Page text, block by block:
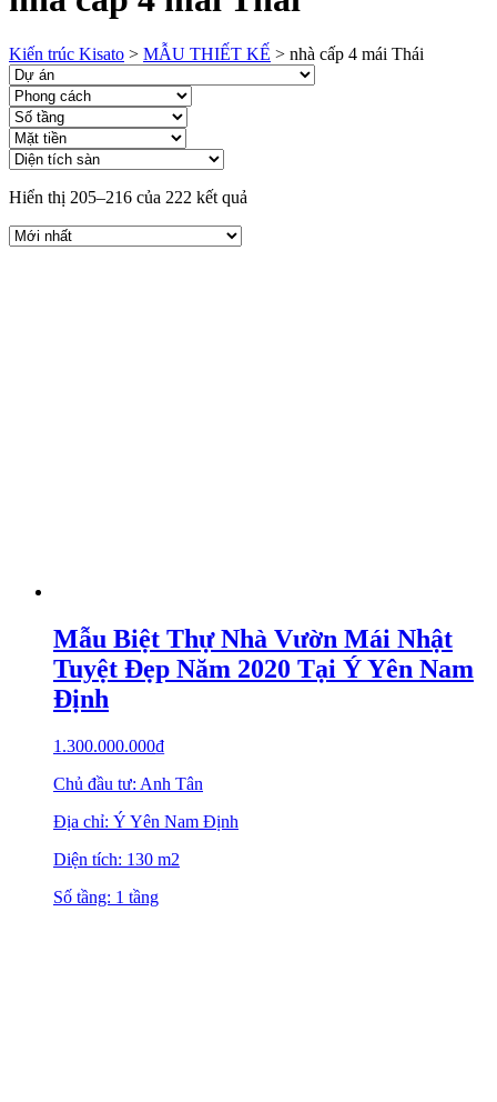
Kiến trúc Kisato > MẪU THIẾT KẾ > nhà cấp 4 mái Thái
Hiển thị 205–216 của 222 kết quả
Mẫu Biệt Thự Nhà Vườn Mái Nhật
Tuyệt Đẹp Năm 2020 Tại Ý Yên Nam
Định
1.300.000.000₫
Chủ đầu tư: Anh Tân
Địa chỉ: Ý Yên Nam Định
Diện tích: 130 m2
Số tầng: 1 tầng